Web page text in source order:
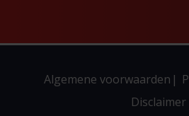
Algemene voorwaarden
Disclaimer